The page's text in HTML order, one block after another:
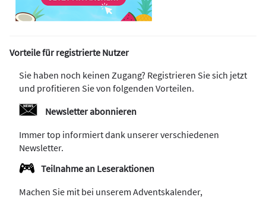
Vorteile für registrierte Nutzer
Sie haben noch keinen Zugang? Registrieren Sie sich jetzt
und profitieren Sie von folgenden Vorteilen.
Newsletter abonnieren
Immer top informiert dank unserer verschiedenen
Newsletter.
Teilnahme an Leseraktionen
Machen Sie mit bei unserem Adventskalender,